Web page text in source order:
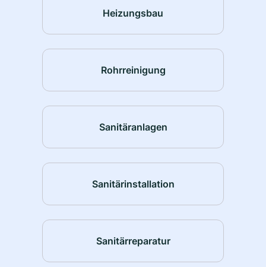
Heizungsbau
Rohrreinigung
Sanitäranlagen
Sanitärinstallation
Sanitärreparatur